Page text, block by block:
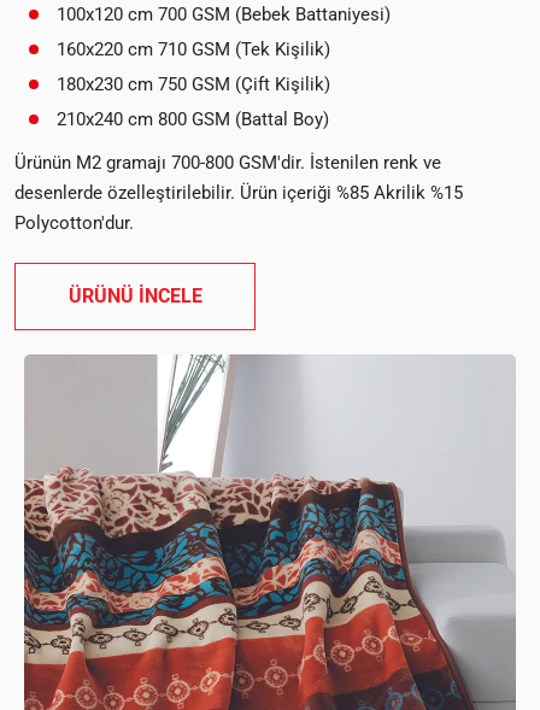
100x120 cm 700 GSM (Bebek Battaniyesi)
160x220 cm 710 GSM (Tek Kişilik)
180x230 cm 750 GSM (Çift Kişilik)
210x240 cm 800 GSM (Battal Boy)
Ürünün M2 gramajı 700-800 GSM'dir. İstenilen renk ve
desenlerde özelleştirilebilir. Ürün içeriği %85 Akrilik %15
Polycotton'dur.
ÜRÜNÜ İNCELE